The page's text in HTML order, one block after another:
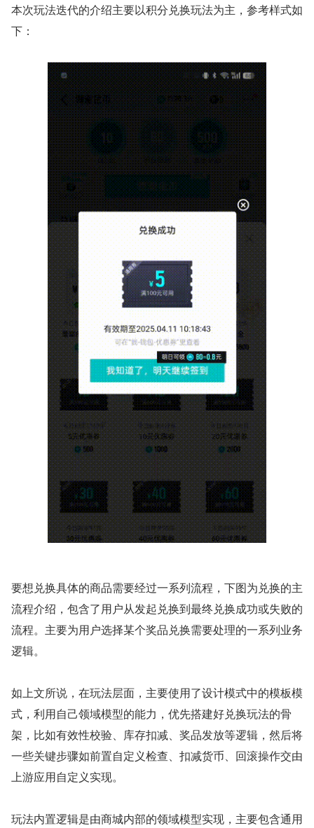
本次玩法迭代的介绍主要以积分兑换玩法为主，参考样式如
下：
要想兑换具体的商品需要经过一系列流程，下图为兑换的主
流程介绍，包含了用户从发起兑换到最终兑换成功或失败的
流程。主要为用户选择某个奖品兑换需要处理的一系列业务
逻辑。
如上文所说，在玩法层面，主要使用了设计模式中的模板模
式，利用自己领域模型的能力，优先搭建好兑换玩法的骨
架，比如有效性校验、库存扣减、奖品发放等逻辑，然后将
一些关键步骤如前置自定义检查、扣减货币、回滚操作交由
上游应用自定义实现。
玩法内置逻辑是由商城内部的领域模型实现，主要包含通用